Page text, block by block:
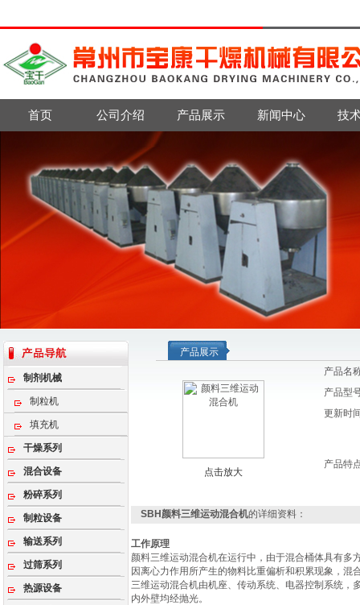
首页 公司介绍 产品展示 新闻中心 技
制剂机械
制粒机
填充机
干燥系列
混合设备
粉碎系列
制粒设备
输送系列
过筛系列
热源设备
产品展示
点击放大
产品名
产品型
更新时
产品特
SBH‌颜料三维运动混合机的详细资料：
工作原理
颜料三维运动混合机在运行中，由于混合桶体具有多
因离心力作用所产生的物料比重偏析和积累现象，混
三维运动混合机由机座、传动系统、电器控制系统，
内外壁均经抛光。